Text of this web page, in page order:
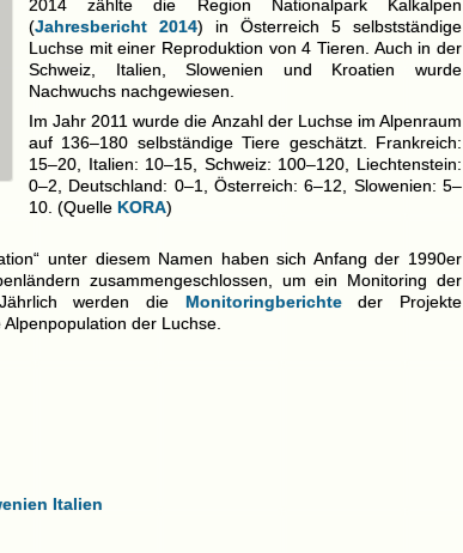
2014 zählte die Region Nationalpark Kalkalpen
(Jahresbericht 2014) in Österreich 5 selbstständige
Luchse mit einer Reproduktion von 4 Tieren. Auch in der
Schweiz, Italien, Slowenien und Kroatien wurde
Nachwuchs nachgewiesen.
Im Jahr 2011 wurde die Anzahl der Luchse im Alpenraum
auf 136–180 selbständige Tiere geschätzt. Frankreich:
15–20, Italien: 10–15, Schweiz: 100–120, Liechtenstein:
0–2, Deutschland: 0–1, Österreich: 6–12, Slowenien: 5–
10. (Quelle KORA)
unter diesem Namen haben sich Anfang der 1990er
zusammengeschlossen, um ein Monitoring der
Jährlich werden die Monitoringberichteder Projekte
der Luchse.
Italien